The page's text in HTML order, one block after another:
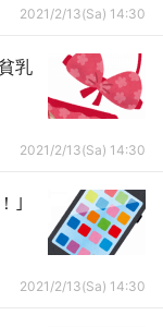
2021/2/13(Sa) 14:30
乳
2021/2/13(Sa) 14:30
｣
2021/2/13(Sa) 14:30